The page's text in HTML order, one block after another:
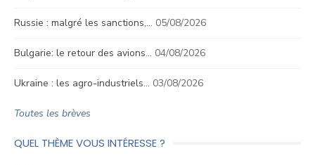
Russie : malgré les sanctions,… 05/08/2026
Bulgarie: le retour des avions… 04/08/2026
Ukraine : les agro-industriels… 03/08/2026
Toutes les brèves
QUEL THÈME VOUS INTÉRESSE ?